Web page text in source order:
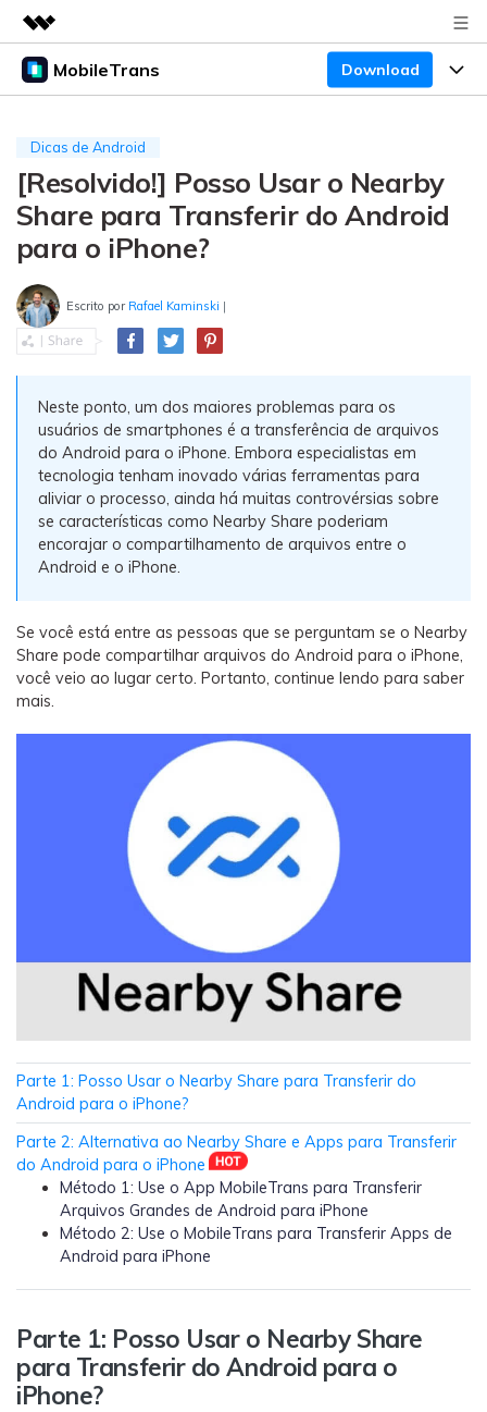
Produtos em destaque
Utilitários
Soluções
Sobre nós
Sala de imprensa
Loja
Suporte
MobileTrans Download
Desktop
Transferência do WhatsApp
Transferência de celular
de celular para outro, celular para computador e
vice-versa.
Backup e restauração
Fazer backup de até 18 tipos de dados e dados do
WhatsApp para o computador. E restaurar
backups facilmente.
Recuperar visulização única de WhatsApp
Recupere todas as mídias de visulização única do
WhatsApp — fotos, vídeos e mensagens de voz.
Mutsapper
Transferir dados do WhatsApp e WhatsApp
Business sem redefinição de fábrica.
MobileTrans App
Transferir dados do telefone, dados do
WhatsApp e arquivos entre dispositivos.
WeLastseen
O WeLastseen mantém seu WhatsApp conectado
e informado.
Preços
Preços para Windows
Preços para empresas
Preços Educacionais
Centro de apoio
Mais suporte
Blogs
Temas em Destaque
Temas em Destaque
Concursos e eventos
Download
Dicas de Android
[Resolvido!] Posso Usar o Nearby
Share para Transferir do Android
para o iPhone?
Escrito por Rafael Kaminski |
Neste ponto, um dos maiores problemas para os
usuários de smartphones é a transferência de arquivos
do Android para o iPhone. Embora especialistas em
tecnologia tenham inovado várias ferramentas para
aliviar o processo, ainda há muitas controvérsias sobre
se características como Nearby Share poderiam
encorajar o compartilhamento de arquivos entre o
Android e o iPhone.
Se você está entre as pessoas que se perguntam se o Nearby
Share pode compartilhar arquivos do Android para o iPhone,
você veio ao lugar certo. Portanto, continue lendo para saber
mais.
Parte 1: Posso Usar o Nearby Share para Transferir do
Android para o iPhone?
Parte 2: Alternativa ao Nearby Share e Apps para Transferir
do Android para o iPhone
Método 1: Use o App MobileTrans para Transferir
Arquivos Grandes de Android para iPhone
Método 2: Use o MobileTrans para Transferir Apps de
Android para iPhone
Parte 1: Posso Usar o Nearby Share
para Transferir do Android para o
iPhone?